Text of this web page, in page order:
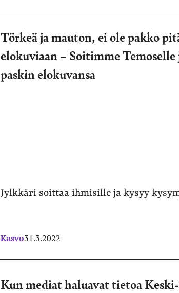
Törkeä ja mauton, ei ole pakko
elokuviaan – Soitimme
paskin elokuvansa
Jylkkäri soittaa ihmisille ja kysyy
Kasvo31.3.2022
Kun mediat haluavat tietoa